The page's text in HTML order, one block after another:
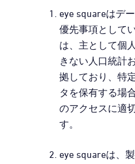
eye squareはデ
優先事項として
は、主として個
きない人口統計
拠しており、特
タを保有する場
のアクセスに適
す。
eye squareは、